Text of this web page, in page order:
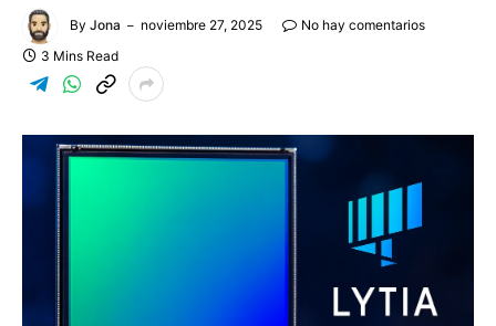
By Jona noviembre 27, 2025
No hay comentarios
3 Mins Read